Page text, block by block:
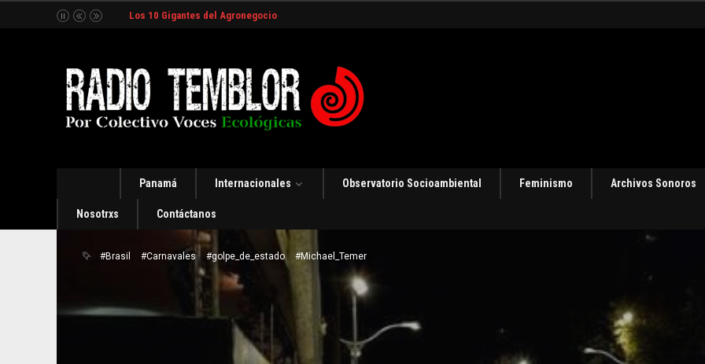
Los 10 Gigantes del Agronegocio
Panamá Internacionales Observatorio Socioambiental Feminismo Archivos Sonoros
Nosotrxs Contáctanos
#Brasil #Carnavales #golpe_de_estado #Michael_Temer